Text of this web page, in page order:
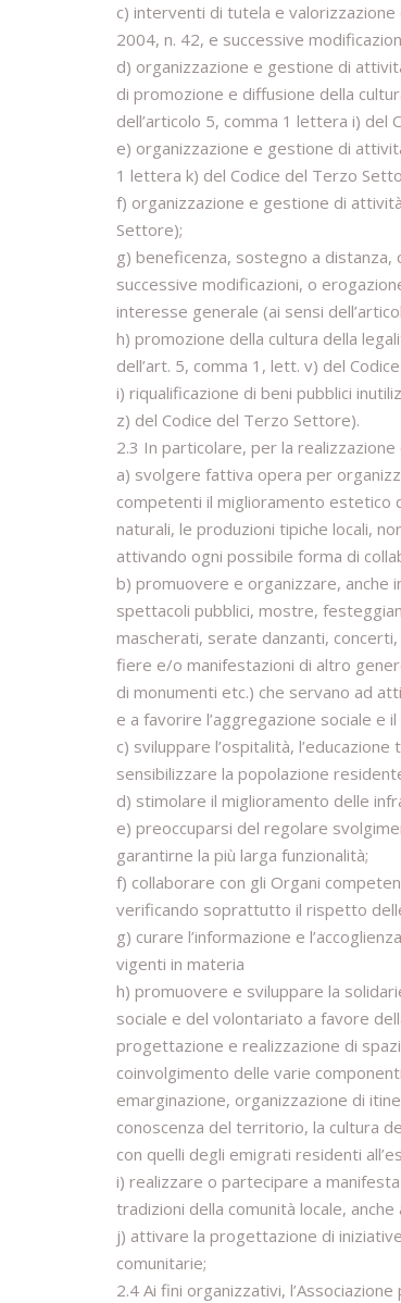
c) interventi di tutela e
2004, n. 42, e successive
d) organizzazione e gestione di
di promozione e diffusione della
dell’articolo 5, comma 1 lettera i) del
e) organizzazione e gestione di
1 lettera k) del Codice del Terzo
f) organizzazione e gestione di
Settore);
g) beneficenza, sostegno a
successive modificazioni, o
interesse generale (ai sensi
h) promozione della cultura della
dell’art. 5, comma 1, lett. v) del
i) riqualificazione di beni pubblici
z) del Codice del Terzo Settore).
2.3 In particolare, per la
a) svolgere fattiva opera per
competenti il miglioramento estetico
naturali, le produzioni tipiche locali,
attivando ogni possibile forma di
b) promuovere e organizzare, anche
spettacoli pubblici, mostre,
mascherati, serate danzanti,
fiere e/o manifestazioni di altro
di monumenti etc.) che servano ad
e a favorire l’aggregazione sociale e
c) sviluppare l’ospitalità,
sensibilizzare la popolazione
d) stimolare il miglioramento delle
e) preoccuparsi del regolare
garantirne la più larga funzionalità;
f) collaborare con gli Organi
verificando soprattutto il rispetto
g) curare l’informazione e
vigenti in materia
h) promuovere e sviluppare la
sociale e del volontariato a favore
progettazione e realizzazione di
coinvolgimento delle varie
emarginazione, organizzazione di
conoscenza del territorio, la cultura
con quelli degli emigrati residenti
i) realizzare o partecipare a
tradizioni della comunità locale,
j) attivare la progettazione di
comunitarie;
2.4 Ai fini organizzativi,